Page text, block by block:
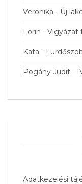
Veronika - Új
Lorin - Vigyázat
Kata -
Pogány Judit -
Adatkezelési